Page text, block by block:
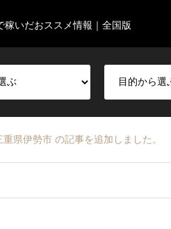
いだおススメ情報｜全国版
県伊勢市 の記事を追加しました。